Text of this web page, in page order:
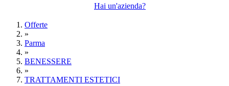
Hai un'azienda?
Offerte
»
Parma
»
BENESSERE
»
TRATTAMENTI ESTETICI